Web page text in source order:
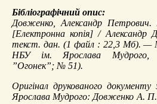
Бібліографічний опис:
Довженко, Александр Петрович.
[Електронна копія] /
текст. дан. (1 файл : 22,3 Мб). —
НБУ ім. Ярослава Мудрого,
”Огонек”; № 51).
Оригінал друкованого
Ярослава Мудрого: Довженко А.